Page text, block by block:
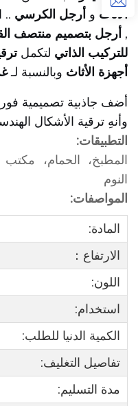
الأثاث و أرجل الكرسي ..
, أرجل بتصميم منتصف
للتركيب الذاتي لتكمل
أجهزة الأثاث وبالنسبة لـ
أضف جاذبية تصميمية
وأنهِ ترقية الأشكال
التطبيقات:
المطبخ، الحمام،
النوم
المواصفات:
المادة:
الارتفاع：
اللون:
استخدام:
الكمية الدنيا للطلب:
تفاصيل التغليف:
مدة التسليم: